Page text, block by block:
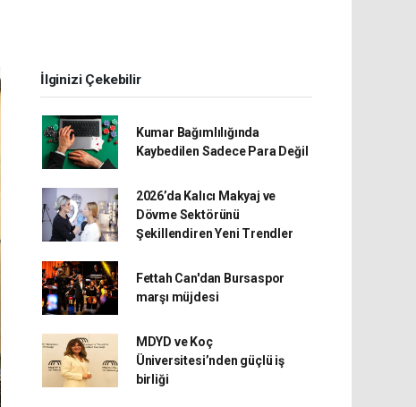
İlginizi Çekebilir
Kumar Bağımlılığında
Kaybedilen Sadece Para Değil
2026’da Kalıcı Makyaj ve
Dövme Sektörünü
Şekillendiren Yeni Trendler
Fettah Can'dan Bursaspor
marşı müjdesi
MDYD ve Koç
Üniversitesi’nden güçlü iş
birliği